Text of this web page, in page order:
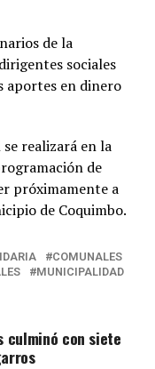
de la
sociales
aportes en dinero
realizará en la
de
próximamente a
de Coquimbo.
COMUNALES
MUNICIPALIDAD
culminó con siete